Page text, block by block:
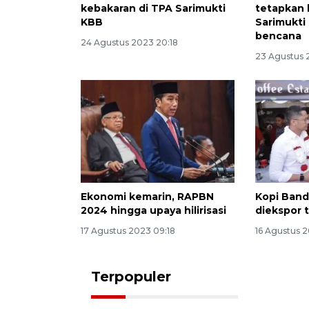
kebakaran di TPA Sarimukti
KBB
24 Agustus 2023 20:18
tetapkan
Sarimukti
bencana
23 Agustus
Ekonomi kemarin, RAPBN
2024 hingga upaya hilirisasi
17 Agustus 2023 09:18
Kopi
diekspor
16 Agustus
Terpopuler